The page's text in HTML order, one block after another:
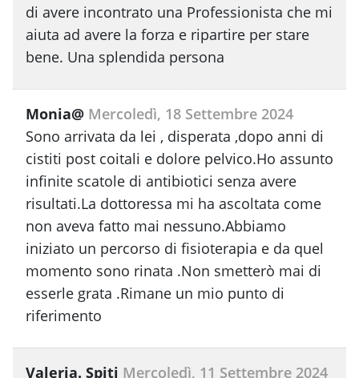
di avere incontrato una Professionista che mi
aiuta ad avere la forza e ripartire per stare
bene. Una splendida persona
Monia@ Mercoledì, 18 Settembre 2024
Sono arrivata da lei , disperata ,dopo anni di
cistiti post coitali e dolore pelvico.Ho assunto
infinite scatole di antibiotici senza avere
risultati.La dottoressa mi ha ascoltata come
non aveva fatto mai nessuno.Abbiamo
iniziato un percorso di fisioterapia e da quel
momento sono rinata .Non smetterò mai di
esserle grata .Rimane un mio punto di
riferimento
Valeria. Spiti Mercoledì, 11 Settembre 2024